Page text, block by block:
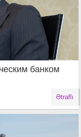
банком
Ətraflı